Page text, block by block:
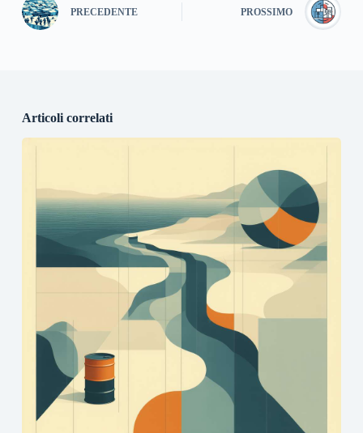
PRECEDENTE PROSSIMO
Articoli correlati